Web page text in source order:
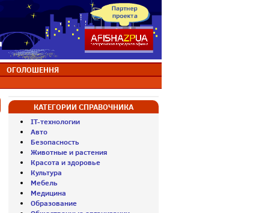
ОГОЛОШЕННЯ
КАТЕГОРИИ СПРАВОЧНИКА
IT-технологии
Авто
Безопасность
Животные и растения
Красота и здоровье
Культура
Мебель
Медицина
Образование